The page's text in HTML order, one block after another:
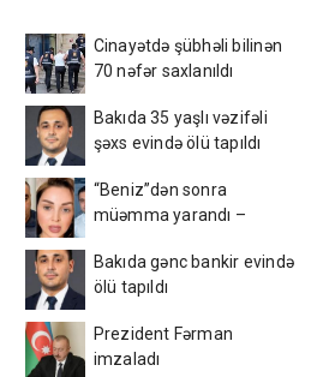
Cinayətdə şübhəli bilinən
70 nəfər saxlanıldı
Bakıda 35 yaşlı vəzifəli
şəxs evində ölü tapıldı
“Beniz”dən sonra
müəmma yarandı –
nəvəsi…
Bakıda gənc bankir evində
ölü tapıldı
Prezident Fərman
imzaladı